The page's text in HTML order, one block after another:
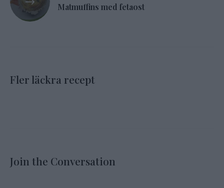
Matmuffins med fetaost
Fler läckra recept
Join the Conversation